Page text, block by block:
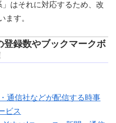
はそれに対応するため、改
ます。
登録数やブックマークボ
通信社などが配信する時事
ビス